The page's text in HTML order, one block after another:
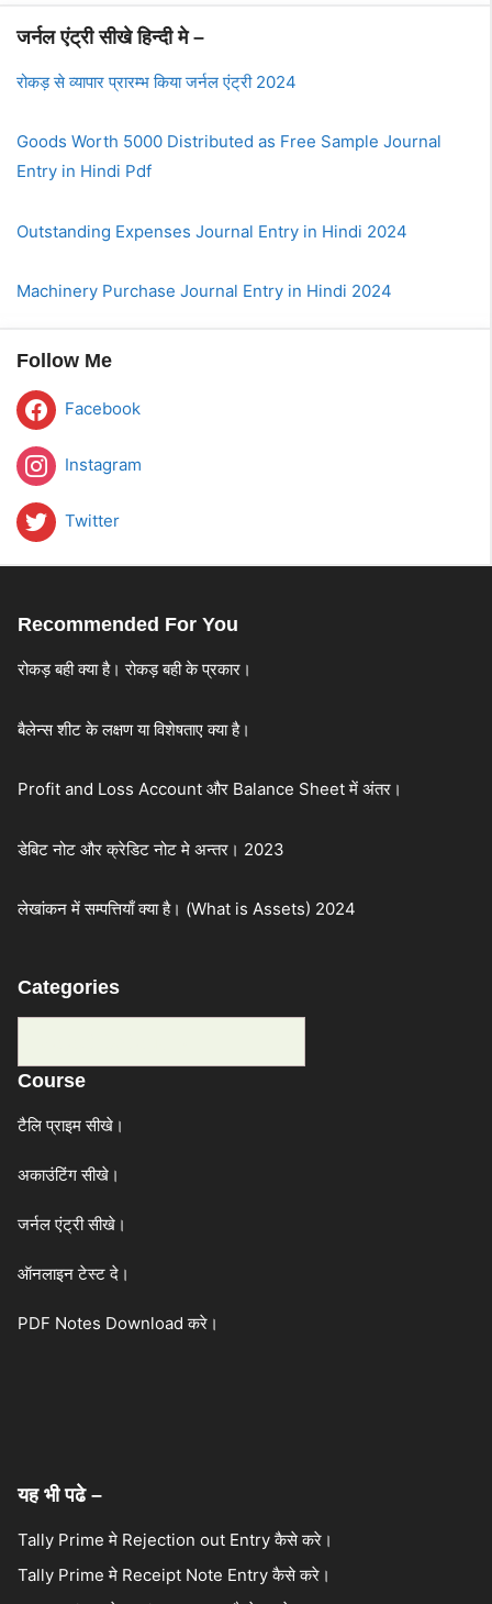
जर्नल एंट्री सीखे हिन्दी मे –
रोकड़ से व्यापार प्रारम्भ किया जर्नल एंट्री 2024
Goods Worth 5000 Distributed as Free Sample Journal
Entry in Hindi Pdf
Outstanding Expenses Journal Entry in Hindi 2024
Machinery Purchase Journal Entry in Hindi 2024
Follow Me
Facebook
Instagram
Twitter
Recommended For You
रोकड़ बही क्या है। रोकड़ बही के प्रकार।
बैलेन्स शीट के लक्षण या विशेषताए क्या है।
Profit and Loss Account और Balance Sheet में अंतर।
डेबिट नोट और क्रेडिट नोट मे अन्तर। 2023
लेखांकन में सम्पत्तियाँ क्या है। (What is Assets) 2024
Categories
Course
टैलि प्राइम सीखे।
अकाउंटिंग सीखे।
जर्नल एंट्री सीखे।
ऑनलाइन टेस्ट दे।
PDF Notes Download करे।
यह भी पढे –
Tally Prime मे Rejection out Entry कैसे करे।
Tally Prime मे Receipt Note Entry कैसे करे।